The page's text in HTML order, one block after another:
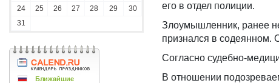
24
25 26 27 28 29
30
31
его в отдел полиции.
Злоумышленник, ранее
признался в содеянном.
Согласно судебно-
В отношении